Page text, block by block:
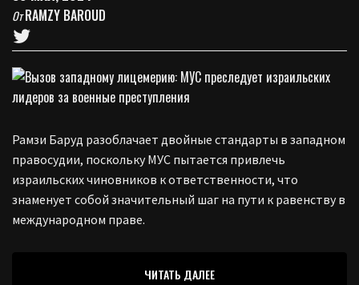
ОтRAMZY BAROUD
Рамзи Баруд разоблачает двойные стандарты в западном
правосудии, поскольку МУС пытается привлечь
израильских чиновников к ответственности, что
знаменует собой значительный шаг на пути к равенству в
международном праве.
ЧИТАТЬ ДАЛЕЕ